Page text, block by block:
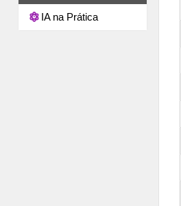
IA na Prática